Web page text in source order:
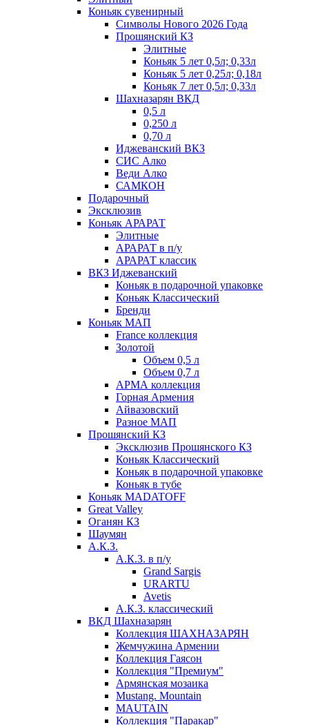
Коньяк сувенирный
Символы Нового 2026 Года
Прошянский КЗ
Элитные
Коньяк 5 лет 0,5л; 0,33л
Коньяк 5 лет 0,25л; 0,18л
Коньяк 7 лет 0,5л; 0,33л
Шахназарян ВКД
0,5 л
0,250 л
0,70 л
Иджеванский ВКЗ
СИС Алко
Веди Алко
САМКОН
Подарочный
Эксклюзив
Коньяк АРАРАТ
Элитные
АРАРАТ в п/у
АРАРАТ классик
ВКЗ Иджеванский
Коньяк в подарочной упаковке
Коньяк Классический
Бренди
Коньяк МАП
France коллекция
Золотой
Объем 0,5 л
Объем 0,7 л
АРМА коллекция
Горная Армения
Айвазовский
Разное МАП
Прошянский КЗ
Эксклюзив Прошянского КЗ
Коньяк Классический
Коньяк в подарочной упаковке
Коньяк в тубе
Коньяк MADATOFF
Great Valley
Оганян КЗ
Шаумян
А.К.З.
А.К.З. в п/у
Grand Sargis
URARTU
Avetis
А.К.З. классический
ВКД Шахназарян
Коллекция ШАХНАЗАРЯН
Жемчужина Армении
Коллекция Гаясон
Коллекция "Премиум"
Армянская мозаика
Mustang. Mountain
MAUTAIN
Коллекция "Паракар"